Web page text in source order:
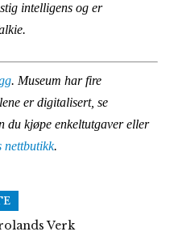
intelligens og er
. Museum har fire
er digitalisert, se
du kjøpe enkeltutgaver eller
nettbutikk.
Verk